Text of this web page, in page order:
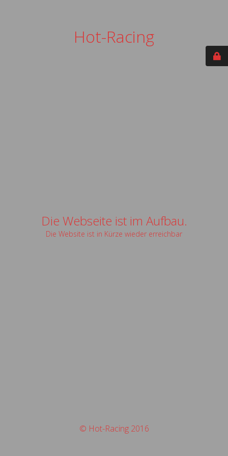
Hot-Racing
Die Webseite ist im Aufbau.
Die Website ist in Kürze wieder erreichbar
© Hot-Racing 2016